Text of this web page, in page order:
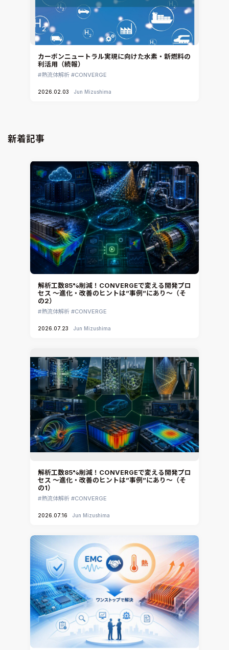
カーボンニュートラル実現に向けた水素・新燃料の
利活用（続報）
熱流体解析 CONVERGE
2026.02.03 Jun Mizushima
新着記事
解析工数85%削減！CONVERGEで変える開発プロ
セス ～進化・改善のヒントは”事例”にあり～（そ
の2）
熱流体解析 CONVERGE
2026.07.23 Jun Mizushima
解析工数85%削減！CONVERGEで変える開発プロ
セス ～進化・改善のヒントは”事例”にあり～（そ
の1）
熱流体解析 CONVERGE
2026.07.16 Jun Mizushima